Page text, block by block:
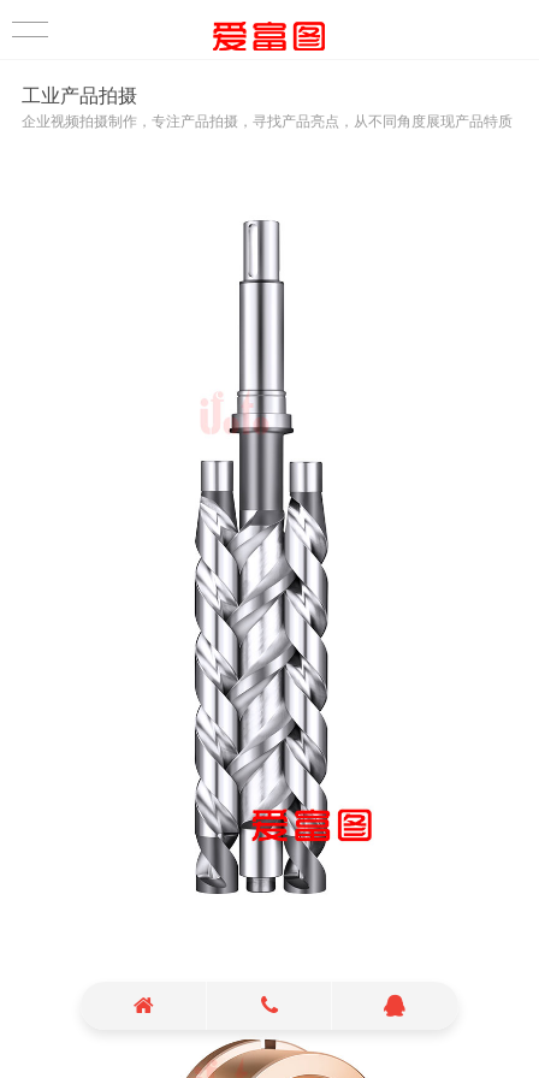
工业产品拍摄
企业视频拍摄制作，专注产品拍摄，寻找产品亮点，从不同角度展现产品特质